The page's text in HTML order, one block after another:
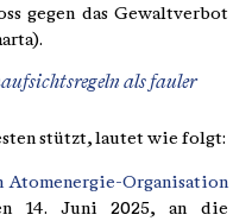
gegen das Gewaltverbot
als fauler
stützt, lautet wie folgt:
Organisation
14. Juni 2025, an die